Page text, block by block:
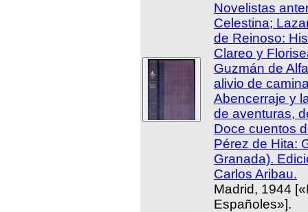
Novelistas
Celestina;
de Reinoso:
Clareo y
Guzmán de
alivio de
Abencerraje y
de aventuras,
Doce cuentos
Pérez de Hita:
Granada).
Carlos Aribau.
Madrid, 1944
Españoles»].